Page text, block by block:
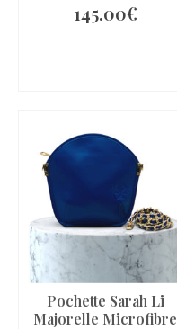
145.00€
Pochette Sarah Li
Majorelle Microfibre